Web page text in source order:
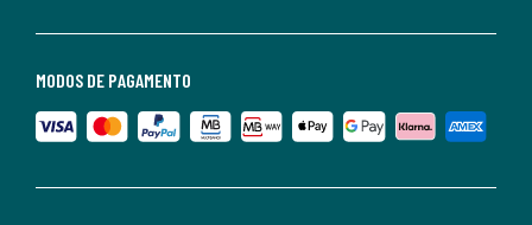
MODOS DE PAGAMENTO